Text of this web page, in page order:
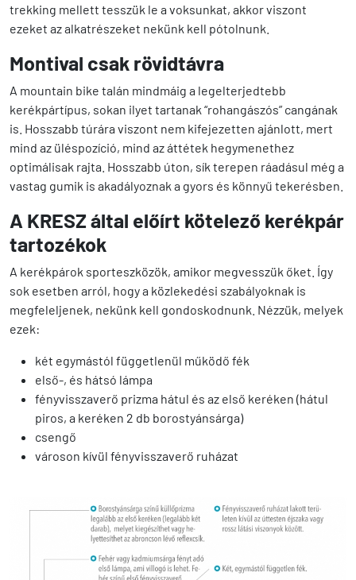
trekking mellett tesszük le a voksunkat, akkor viszont
ezeket az alkatrészeket nekünk kell pótolnunk.
Montival csak rövidtávra
A mountain bike talán mindmáig a legelterjedtebb
kerékpártípus, sokan ilyet tartanak “rohangászós” cangának
is. Hosszabb túrára viszont nem kifejezetten ajánlott, mert
mind az üléspozíció, mind az áttétek hegymenethez
optimálisak rajta. Hosszabb úton, sík terepen ráadásul még a
vastag gumik is akadályoznak a gyors és könnyű tekerésben.
A KRESZ által előírt kötelező kerékpár
tartozékok
A kerékpárok sporteszközök, amikor megvesszük őket. Így
sok esetben arról, hogy a közlekedési szabályoknak is
megfeleljenek, nekünk kell gondoskodnunk. Nézzük, melyek
ezek:
két egymástól függetlenül működő fék
első-, és hátsó lámpa
fényvisszaverő prizma hátul és az első keréken (hátul
piros, a keréken 2 db borostyánsárga)
csengő
városon kívül fényvisszaverő ruházat